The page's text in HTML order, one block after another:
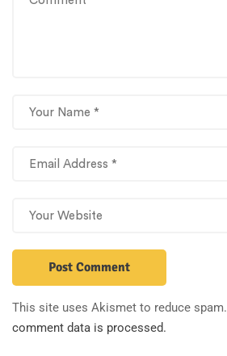
This site uses Akismet to reduce spam.
comment data is processed.